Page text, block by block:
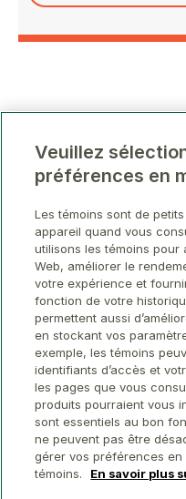
Veuillez
préférences en
Les témoins sont de
appareil quand vous
utilisons les témoins pour
Web, améliorer le
votre expérience et
fonction de votre
permettent aussi
en stockant vos
exemple, les témoins
identifiants d’accès et
les pages que vous
produits pourraient vous
sont essentiels au bon
ne peuvent pas être
gérer vos préférences
témoins.
En savoir plus